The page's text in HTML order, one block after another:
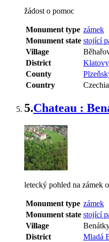
žádost o pomoc
Monument type zámek
Monument state stojící
Village
District
Klatovy
County
Country
Czechia
5.Chateau :
letecký pohled na zámek
Monument type zámek
Monument state stojící
Village
District
Mladá